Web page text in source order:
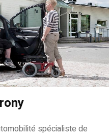
spécialiste de